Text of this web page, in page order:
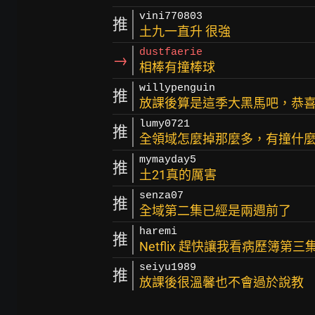
推 vini770803
土九一直升 很強
→ dustfaerie
相棒有撞棒球
推 willypenguin
放課後算是這季大黑馬吧，恭
推 lumy0721
全領域怎麼掉那麼多，有撞什
推 mymayday5
土21真的厲害
推 senza07
全域第二集已經是兩週前了
推 haremi
Netflix 趕快讓我看病歷簿第三
推 seiyu1989
放課後很溫馨也不會過於說教